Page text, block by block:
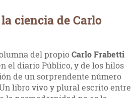
ciencia de Carlo
del propioCarlo Frabetti
el diario Público, y de los hilos
de un sorprendente número
libro vivo y plural escrito entre